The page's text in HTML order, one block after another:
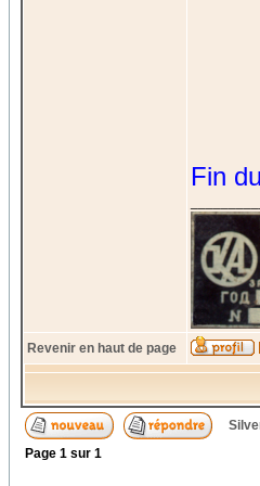
Fin
Revenir en haut de page
Page 1 sur 1